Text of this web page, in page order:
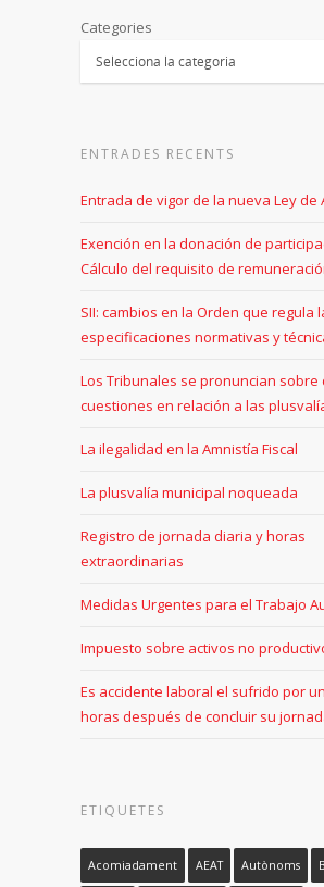
Categories
ENTRADES RECENTS
Entrada de vigor de la nueva Ley de
Exención en la donación de
Cálculo del requisito de
SII: cambios en la Orden que regula
especificaciones normativas y
Los Tribunales se pronuncian sobre
cuestiones en relación a las
La ilegalidad en la Amnistía Fiscal
La plusvalía municipal noqueada
Registro de jornada diaria y horas
extraordinarias
Medidas Urgentes para el Trabajo
Impuesto sobre activos no
Es accidente laboral el sufrido por
horas después de concluir su
ETIQUETES
Acomiadament AEAT Autònoms